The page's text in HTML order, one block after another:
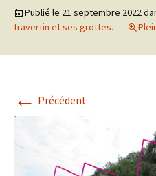
Publié le 21 septembre 2022
travertin et ses grottes.
← Précédent